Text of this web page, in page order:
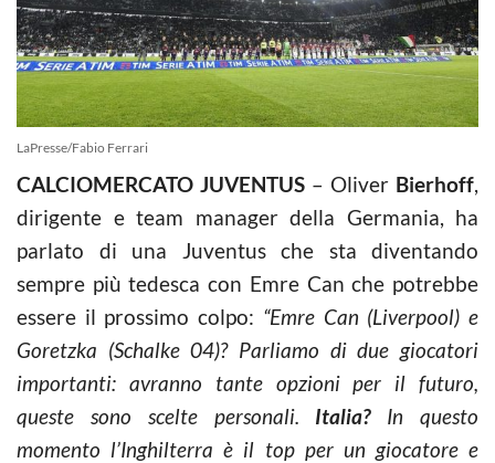
LaPresse/Fabio Ferrari
CALCIOMERCATO JUVENTUS – Oliver Bierhoff,
dirigente e team manager della Germania, ha
parlato di una Juventus che sta diventando
sempre più tedesca con Emre Can che potrebbe
essere il prossimo colpo: “Emre Can (Liverpool) e
Goretzka (Schalke 04)? Parliamo di due giocatori
importanti: avranno tante opzioni per il futuro,
queste sono scelte personali. Italia? In questo
momento l’Inghilterra è il top per un giocatore e